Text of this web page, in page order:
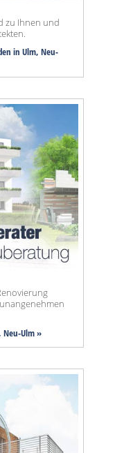
zu Ihnen und
in Ulm, Neu-
Neu-Ulm »